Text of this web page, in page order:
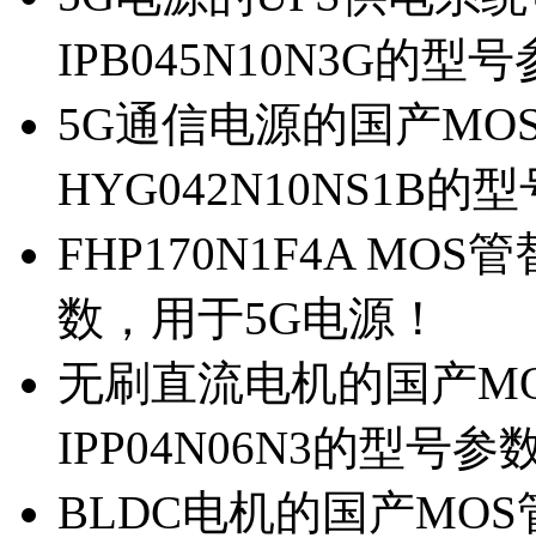
IPB045N10N3G的型号
5G通信电源的国产
HYG042N10NS1B的
FHP170N1F4A MOS
数，用于5G电源！
无刷直流电机的国产
IPP04N06N3的型号参
BLDC电机的国产MOS